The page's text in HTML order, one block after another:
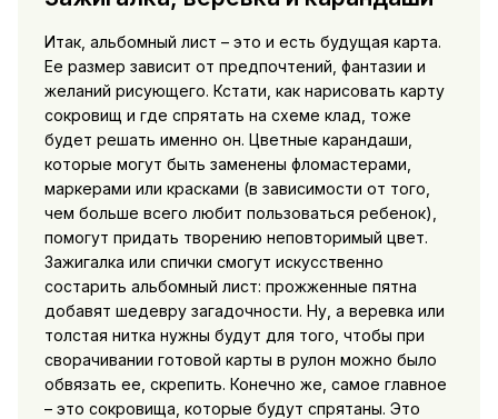
Итак, альбомный лист – это и есть будущая карта.
Ее размер зависит от предпочтений, фантазии и
желаний рисующего. Кстати, как нарисовать карту
сокровищ и где спрятать на схеме клад, тоже
будет решать именно он. Цветные карандаши,
которые могут быть заменены фломастерами,
маркерами или красками (в зависимости от того,
чем больше всего любит пользоваться ребенок),
помогут придать творению неповторимый цвет.
Зажигалка или спички смогут искусственно
состарить альбомный лист: прожженные пятна
добавят шедевру загадочности. Ну, а веревка или
толстая нитка нужны будут для того, чтобы при
сворачивании готовой карты в рулон можно было
обвязать ее, скрепить. Конечно же, самое главное
– это сокровища, которые будут спрятаны. Это